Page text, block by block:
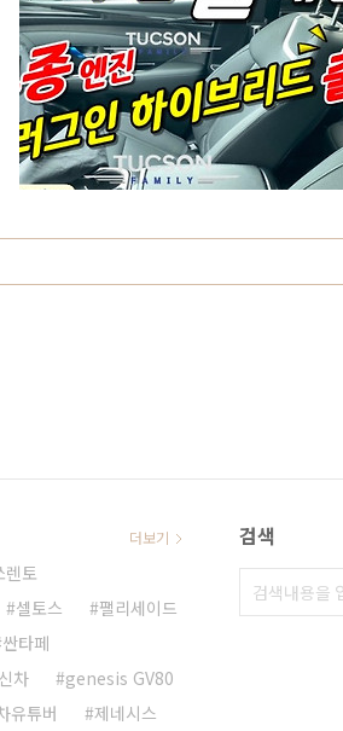
렌토
셀토스
팰리세이드
싼타페
신차
genesis GV80
유튜버 제네시스
더보기 검색